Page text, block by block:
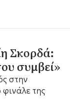
Σκορδά:
συμβεί»
στην
της